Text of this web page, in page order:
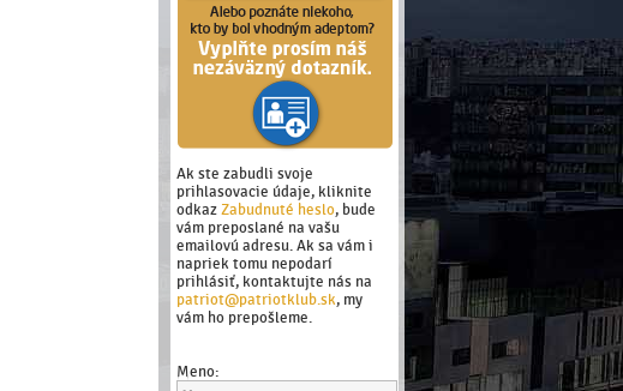
Ak ste zabudli svoje
prihlasovacie údaje, kliknite
odkaz Zabudnuté heslo, bude
vám preposlané na vašu
emailovú adresu. Ak sa vám i
napriek tomu nepodarí
prihlásiť, kontaktujte nás na
patriot@patriotklub.sk, my
vám ho prepošleme.
Meno: